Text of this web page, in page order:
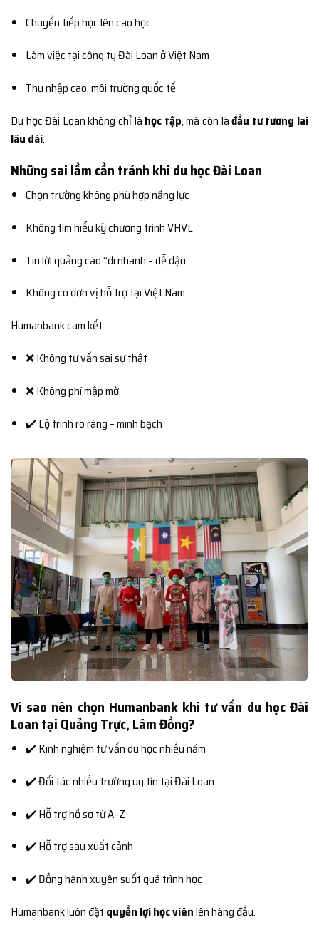
Chuyển tiếp học lên cao học
Làm việc tại công ty Đài Loan ở Việt Nam
Thu nhập cao, môi trường quốc tế
Du học Đài Loan không chỉ là học tập, mà còn làđầu tư tương lai
lâu dài.
Những sai lầm cần tránh khi du học Đài Loan
Chọn trường không phù hợp năng lực
Không tìm hiểu kỹ chương trình VHVL
Tin lời quảng cáo “đi nhanh – dễ đậu”
Không có đơn vị hỗ trợ tại Việt Nam
Humanbank cam kết:
❌ Không tư vấn sai sự thật
❌ Không phí mập mờ
✔️ Lộ trình rõ ràng – minh bạch
Vì sao nên chọn Humanbank khi tư vấn du học Đài
Loan tại Quảng Trực, Lâm Đồng?
✔️ Kinh nghiệm tư vấn du học nhiều năm
✔️ Đối tác nhiều trường uy tín tại Đài Loan
✔️ Hỗ trợ hồ sơ từ A–Z
✔️ Hỗ trợ sau xuất cảnh
✔️ Đồng hành xuyên suốt quá trình học
Humanbank luôn đặt quyền lợi học viênlên hàng đầu.